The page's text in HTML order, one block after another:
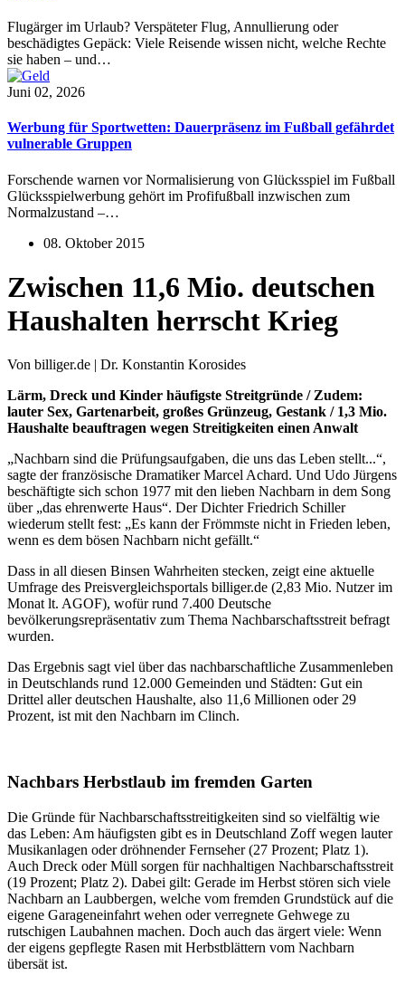
Flugärger im Urlaub? Verspäteter Flug, Annullierung oder
beschädigtes Gepäck: Viele Reisende wissen nicht, welche Rechte
sie haben – und…
Juni 02, 2026
Werbung für Sportwetten: Dauerpräsenz im Fußball gefährdet
vulnerable Gruppen
Forschende warnen vor Normalisierung von Glücksspiel im Fußball
Glücksspielwerbung gehört im Profifußball inzwischen zum
Normalzustand –…
08. Oktober 2015
Zwischen 11,6 Mio. deutschen
Haushalten herrscht Krieg
Von billiger.de | Dr. Konstantin Korosides
Lärm, Dreck und Kinder häufigste Streitgründe / Zudem:
lauter Sex, Gartenarbeit, großes Grünzeug, Gestank / 1,3 Mio.
Haushalte beauftragen wegen Streitigkeiten einen Anwalt
„Nachbarn sind die Prüfungsaufgaben, die uns das Leben stellt...“,
sagte der französische Dramatiker Marcel Achard. Und Udo Jürgens
beschäftigte sich schon 1977 mit den lieben Nachbarn in dem Song
über „das ehrenwerte Haus“. Der Dichter Friedrich Schiller
wiederum stellt fest: „Es kann der Frömmste nicht in Frieden leben,
wenn es dem bösen Nachbarn nicht gefällt.“
Dass in all diesen Binsen Wahrheiten stecken, zeigt eine aktuelle
Umfrage des Preisvergleichsportals billiger.de (2,83 Mio. Nutzer im
Monat lt. AGOF), wofür rund 7.400 Deutsche
bevölkerungsrepräsentativ zum Thema Nachbarschaftsstreit befragt
wurden.
Das Ergebnis sagt viel über das nachbarschaftliche Zusammenleben
in Deutschlands rund 12.000 Gemeinden und Städten: Gut ein
Drittel aller deutschen Haushalte, also 11,6 Millionen oder 29
Prozent, ist mit den Nachbarn im Clinch.
Nachbars Herbstlaub im fremden Garten
Die Gründe für Nachbarschaftsstreitigkeiten sind so vielfältig wie
das Leben: Am häufigsten gibt es in Deutschland Zoff wegen lauter
Musikanlagen oder dröhnender Fernseher (27 Prozent; Platz 1).
Auch Dreck oder Müll sorgen für nachhaltigen Nachbarschaftsstreit
(19 Prozent; Platz 2). Dabei gilt: Gerade im Herbst stören sich viele
Nachbarn an Laubbergen, welche vom fremden Grundstück auf die
eigene Garageneinfahrt wehen oder verregnete Gehwege zu
rutschigen Laubahnen machen. Doch auch das ärgert viele: Wenn
der eigens gepflegte Rasen mit Herbstblättern vom Nachbarn
übersät ist.